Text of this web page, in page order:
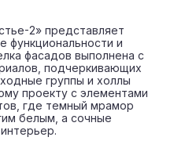
2» представляет
функциональности и
фасадов выполнена с
подчеркивающих
группы и холлы
проекту с элементами
где темный мрамор
белым, а сочные